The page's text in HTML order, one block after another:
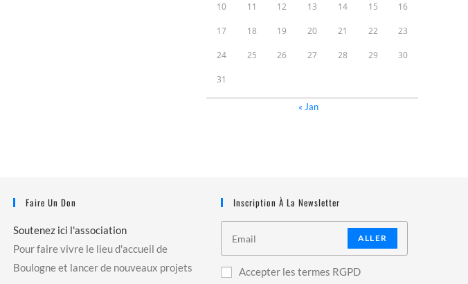
10 11 12 13 14 15 16
17 18 19 20 21 22 23
24 25 26 27 28 29 30
31
« Jan
Faire Un Don
Soutenez ici l'association
Pour faire vivre le lieu d'accueil de
Boulogne et lancer de nouveaux projets
Inscription À La Newsletter
ALLER
Accepter les termes RGPD